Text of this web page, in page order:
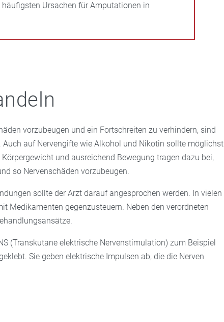
häufigsten Ursachen für Amputationen in
vorzubeugen und ein Fortschreiten zu verhindern, sind
auf Nervengifte wie Alkohol und Nikotin sollte möglichst
und ausreichend Bewegung tragen dazu bei,
so Nervenschäden vorzubeugen.
sollte der Arzt darauf angesprochen werden. In vielen
Medikamenten gegenzusteuern. Neben den verordneten
(Transkutane elektrische Nervenstimulation) zum Beispiel
Sie geben elektrische Impulsen ab, die die Nerven